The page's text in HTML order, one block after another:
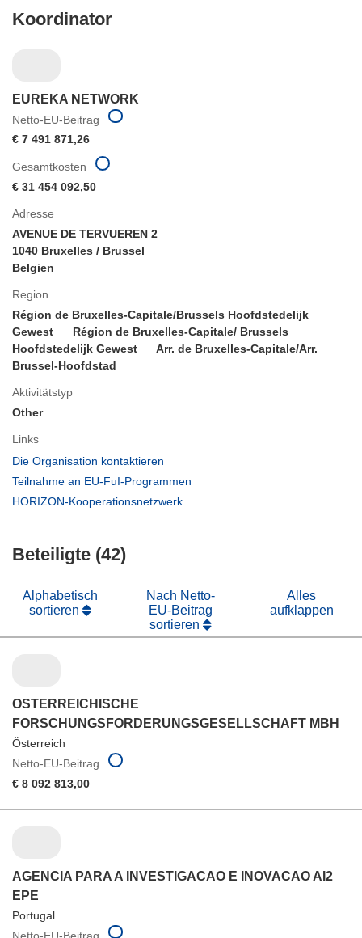
Koordinator
EUREKA NETWORK
Netto-EU-Beitrag
€ 7 491 871,26
Adresse
AVENUE DE TERVUEREN 2
1040 Bruxelles / Brussel
Belgien
Region
Région de Bruxelles-Capitale/Brussels Hoofdstedelijk
Gewest
Région de Bruxelles-Capitale/ Brussels
Hoofdstedelijk Gewest
Arr. de Bruxelles-Capitale/Arr.
Brussel-Hoofdstad
Aktivitätstyp
Other
Links
Die Organisation kontaktieren
in
Teilnahme an EU-FuI-Programmen
HORIZON-Kooperationsnetzwerk
Gesamtkosten
€ 31 454 092,50
Beteiligte (42)
Alphabetisch
sortieren
Nach Netto-
EU-Beitrag
sortieren
Alles
aufklappen
OSTERREICHISCHE
FORSCHUNGSFORDERUNGSGESELLSCHAFT MBH
Österreich
Netto-EU-Beitrag
€ 8 092 813,00
AGENCIA PARA A INVESTIGACAO E INOVACAO AI2
EPE
Portugal
Netto-EU-Beitrag